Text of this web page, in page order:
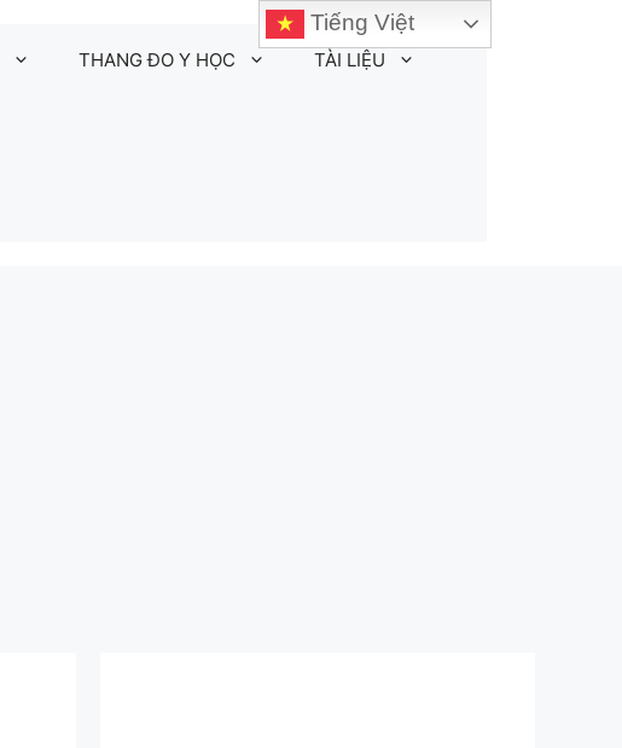
THANG ĐO Y HỌC TÀI LIỆU
Tiếng Việt